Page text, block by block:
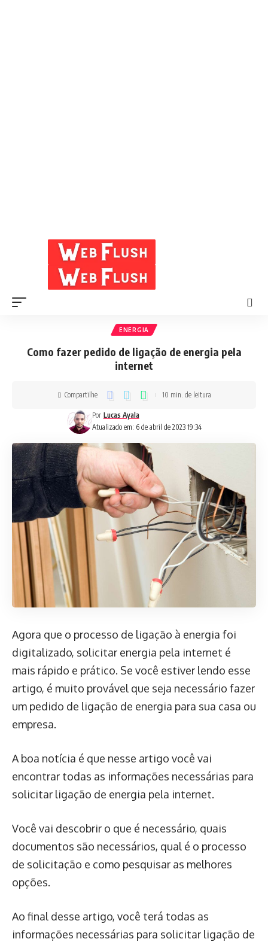
ENERGIA
Como fazer pedido de ligação de energia pela
internet
Atualizado em: 6 de abril de 2023 19:34
Por Lucas Ayala
Compartilhe 10 min. de leitura
Agora que o processo de ligação à energia foi
digitalizado, solicitar energia pela internet é
mais rápido e prático. Se você estiver lendo esse
artigo, é muito provável que seja necessário fazer
um pedido de ligação de energia para sua casa ou
empresa.
A boa notícia é que nesse artigo você vai
encontrar todas as informações necessárias para
solicitar ligação de energia pela internet.
Você vai descobrir o que é necessário, quais
documentos são necessários, qual é o processo
de solicitação e como pesquisar as melhores
opções.
Ao final desse artigo, você terá todas as
informações necessárias para solicitar ligação de